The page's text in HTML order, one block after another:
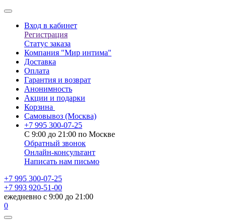
Вход в кабинет
Регистрация
Статус заказа
Компания "Мир интима"
Доставка
Оплата
Гарантия и возврат
Анонимность
Акции и подарки
Корзина
Самовывоз (Москва)
+7 995 300-07-25
С 9:00 до 21:00 по Москве
Обратный звонок
Онлайн-консультант
Написать нам письмо
+7 995 300-07-25
+7 993 920-51-00
ежедневно с 9:00 до 21:00
0